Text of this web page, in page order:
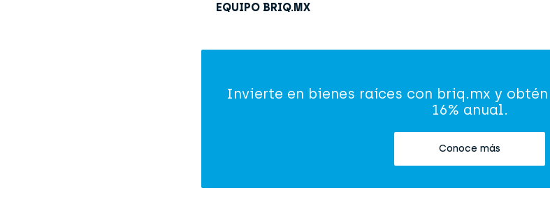
EQUIPO BRIQ.MX
Invierte en bienes raíces con briq.mx y
16% anual.
Conoce más